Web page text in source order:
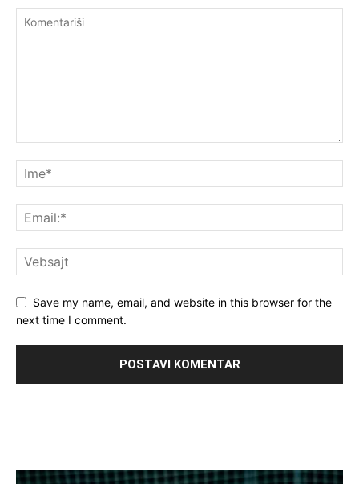
Save my name, email, and website in this browser for the
next time I comment.